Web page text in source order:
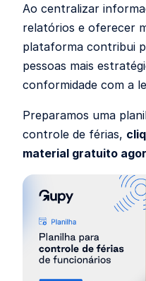
Ao centralizar
relatórios e oferecer
plataforma contribui
pessoas mais
conformidade com a
Preparamos uma
controle de férias,
material gratuito